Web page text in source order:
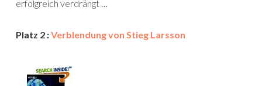
erfolgreich verdrängt …
Platz 2 :Verblendung von Stieg Larsson